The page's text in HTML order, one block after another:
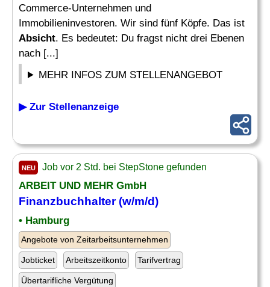
Commerce-Unternehmen und
Immobilieninvestoren. Wir sind fünf Köpfe. Das ist
Absicht. Es bedeutet: Du fragst nicht drei Ebenen
nach [...]
MEHR INFOS ZUM STELLENANGEBOT
▶ Zur Stellenanzeige
NEU Job vor 2 Std. bei StepStone gefunden
ARBEIT UND MEHR GmbH
Finanzbuchhalter (w/m/d)
• Hamburg
Angebote von Zeitarbeitsunternehmen
Jobticket Arbeitszeitkonto Tarifvertrag
Übertarifliche Vergütung